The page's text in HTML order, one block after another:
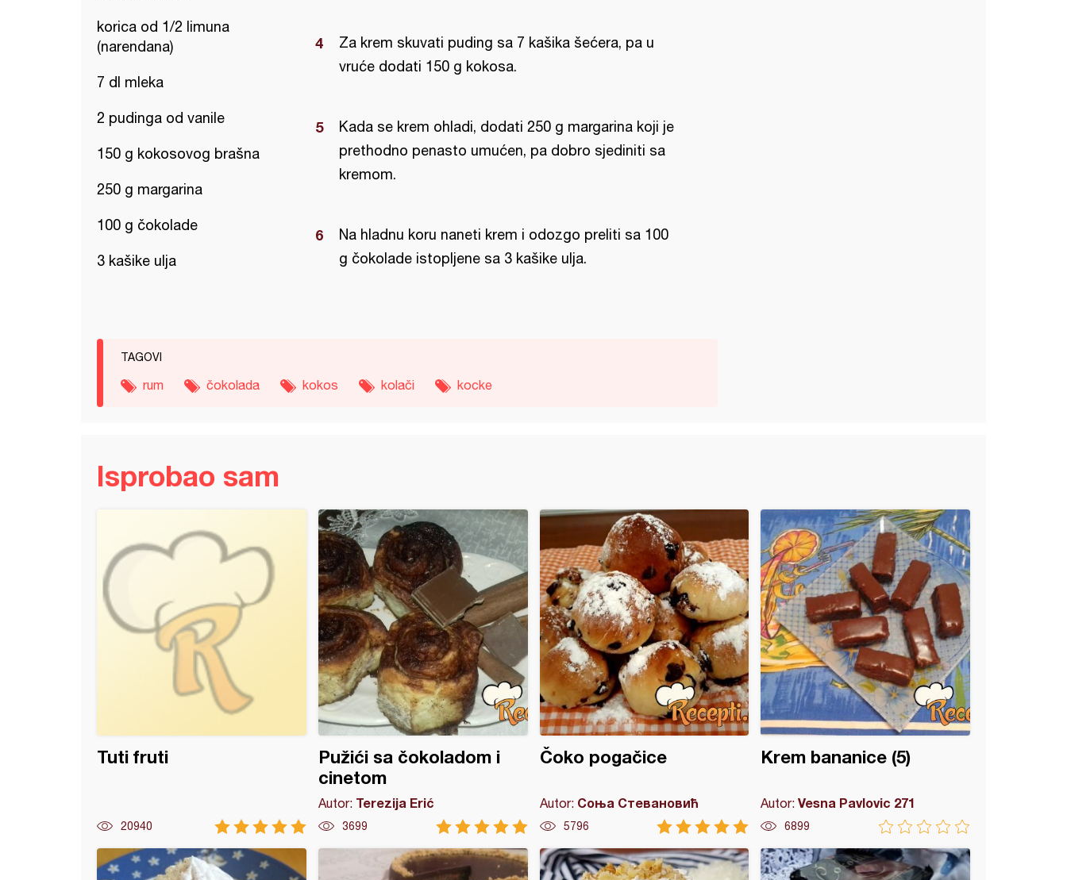
korica od 1/2 limuna
(narendana)
7 dl mleka
2 pudinga od vanile
150 g kokosovog brašna
250 g margarina
100 g čokolade
3 kašike ulja
Za krem skuvati puding sa 7 kašika šećera, pa u
vruće dodati 150 g kokosa.
Kada se krem ohladi, dodati 250 g margarina koji je
prethodno penasto umućen, pa dobro sjediniti sa
kremom.
Na hladnu koru naneti krem i odozgo preliti sa 100
g čokolade istopljene sa 3 kašike ulja.
TAGOVI
rum čokolada kokos kolači kocke
Isprobao sam
Tuti fruti
20940
Pužići sa čokoladom i
cinetom
Autor: Terezija Erić
3699
Čoko pogačice
Autor: Соња Стевановић
5796
Krem bananice (5)
Autor:Vesna Pavlovic 271
6899
fantazija (11)